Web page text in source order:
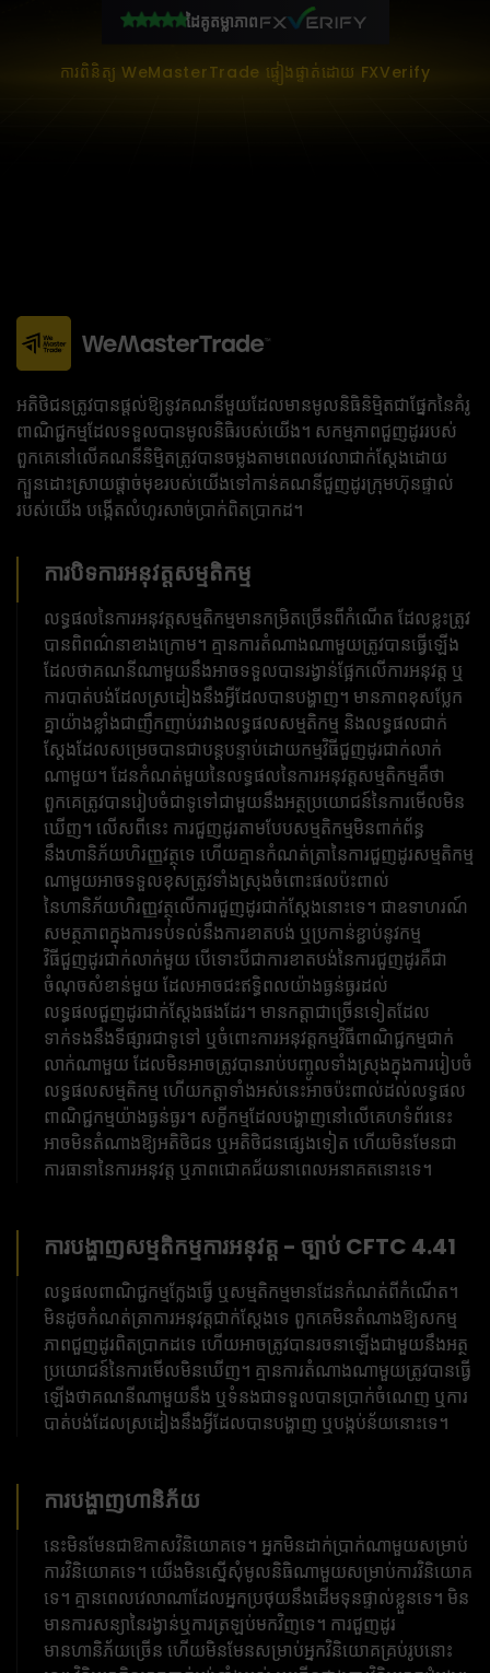
ដៃគូតម្លាភាព
ការពិនិត្យ WeMasterTrade ផ្ទៀងផ្ទាត់ដោយ FXVerify
អតិថិជនត្រូវបានផ្តល់ឱ្យនូវគណនីមួយដែលមានមូលនិធិនិម្មិតជាផ្នែកនៃគំរូ
ពាណិជ្ជកម្មដែលទទួលបានមូលនិធិរបស់យើង។ សកម្មភាពជួញដូររបស់
ពួកគេនៅលើគណនីនិម្មិតត្រូវបានចម្លងតាមពេលវេលាជាក់ស្តែងដោយ
ក្បួនដោះស្រាយផ្តាច់មុខរបស់យើងទៅកាន់គណនីជួញដូរក្រុមហ៊ុនផ្ទាល់
របស់យើង បង្កើតលំហូរសាច់ប្រាក់ពិតប្រាកដ។
ការបិទការអនុវត្តសម្មតិកម្ម
លទ្ធផល​នៃ​ការ​អនុវត្ត​សម្មតិកម្ម​មាន​កម្រិត​ច្រើន​ពី​កំណើត ដែល​ខ្លះ​ត្រូវ​
បាន​ពិពណ៌នា​ខាងក្រោម។ គ្មានការតំណាងណាមួយត្រូវបានធ្វើឡើង
ដែលថាគណនីណាមួយនឹងអាចទទួលបានរង្វាន់ផ្អែកលើការអនុវត្ត ឬ
ការបាត់បង់ដែលស្រដៀងនឹងអ្វីដែលបានបង្ហាញ។ មានភាពខុសប្លែក
គ្នាយ៉ាងខ្លាំងជាញឹកញាប់រវាងលទ្ធផលសម្មតិកម្ម និងលទ្ធផលជាក់
ស្តែងដែលសម្រេចបានជាបន្តបន្ទាប់ដោយកម្មវិធីជួញដូរជាក់លាក់
ណាមួយ។ ដែនកំណត់មួយនៃលទ្ធផលនៃការអនុវត្តសម្មតិកម្មគឺថា
ពួកគេត្រូវបានរៀបចំជាទូទៅជាមួយនឹងអត្ថប្រយោជន៍នៃការមើលមិន
ឃើញ។ លើសពីនេះ ការជួញដូរតាមបែបសម្មតិកម្មមិនពាក់ព័ន្ធ
នឹងហានិភ័យហិរញ្ញវត្ថុទេ ហើយគ្មានកំណត់ត្រានៃការជួញដូរសម្មតិកម្ម
ណាមួយអាចទទួលខុសត្រូវទាំងស្រុងចំពោះផលប៉ះពាល់
នៃហានិភ័យហិរញ្ញវត្ថុលើការជួញដូរជាក់ស្តែងនោះទេ។ ជាឧទាហរណ៍
សមត្ថភាពក្នុងការទប់ទល់នឹងការខាតបង់ ឬប្រកាន់ខ្ជាប់នូវកម្ម
វិធីជួញដូរជាក់លាក់មួយ បើទោះបីជាការខាតបង់នៃការជួញដូរគឺជា
ចំណុចសំខាន់មួយ ដែលអាចជះឥទ្ធិពលយ៉ាងធ្ងន់ធ្ងរដល់
លទ្ធផលជួញដូរជាក់ស្តែងផងដែរ។ មានកត្តាជាច្រើនទៀតដែល
ទាក់ទងនឹងទីផ្សារជាទូទៅ ឬចំពោះការអនុវត្តកម្មវិធីពាណិជ្ជកម្មជាក់
លាក់ណាមួយ ដែលមិនអាចត្រូវបានរាប់បញ្ចូលទាំងស្រុងក្នុងការរៀបចំ
លទ្ធផលសម្មតិកម្ម ហើយកត្តាទាំងអស់នេះអាចប៉ះពាល់ដល់លទ្ធផល
ពាណិជ្ជកម្មយ៉ាងធ្ងន់ធ្ងរ។ សក្ខីកម្មដែលបង្ហាញនៅលើគេហទំព័រនេះ
អាចមិនតំណាងឱ្យអតិថិជន ឬអតិថិជនផ្សេងទៀត ហើយមិនមែនជា
ការធានានៃការអនុវត្ត ឬភាពជោគជ័យនាពេលអនាគតនោះទេ។
ការបង្ហាញសម្មតិកម្មការអនុវត្ត - ច្បាប់ CFTC 4.41
លទ្ធផលពាណិជ្ជកម្មក្លែងធ្វើ ឬសម្មតិកម្មមានដែនកំណត់ពីកំណើត។
មិនដូចកំណត់ត្រាការអនុវត្តជាក់ស្តែងទេ ពួកគេមិនតំណាងឱ្យសកម្ម
ភាពជួញដូរពិតប្រាកដទេ ហើយអាចត្រូវបានរចនាឡើងជាមួយនឹងអត្ថ
ប្រយោជន៍នៃការមើលមិនឃើញ។ គ្មានការតំណាងណាមួយត្រូវបានធ្វើ
ឡើងថាគណនីណាមួយនឹង ឬទំនងជាទទួលបានប្រាក់ចំណេញ ឬការ
បាត់បង់ដែលស្រដៀងនឹងអ្វីដែលបានបង្ហាញ ឬបង្កប់ន័យនោះទេ។
ការបង្ហាញហានិភ័យ
នេះមិនមែនជាឱកាសវិនិយោគទេ។ អ្នកមិនដាក់ប្រាក់ណាមួយសម្រាប់
ការវិនិយោគទេ។ យើងមិនស្នើសុំមូលនិធិណាមួយសម្រាប់ការវិនិយោគ
ទេ។ គ្មានពេលវេលាណាដែលអ្នកប្រថុយនឹងដើមទុនផ្ទាល់ខ្លួនទេ។ មិន
មានការសន្យានៃរង្វាន់ឬការត្រឡប់មកវិញទេ។ ការជួញដូរ
មានហានិភ័យច្រើន ហើយមិនមែនសម្រាប់អ្នកវិនិយោគគ្រប់រូបនោះ